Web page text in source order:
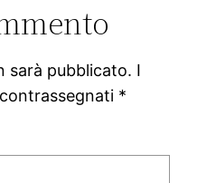
sarà pubblicato. I
*